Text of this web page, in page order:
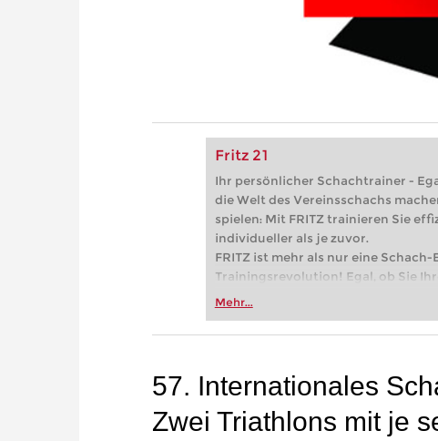
Fritz 21
Ihr persönlicher Schachtrainer -
die Welt des Vereinsschachs
spielen: Mit FRITZ trainieren Sie
individueller als je zuvor.
FRITZ ist mehr als nur eine Schach-
Trainingsrevolution! Egal, ob Sie
Vereinsschachs machen oder
zuvor.
Mehr...
57. Internationales
Zwei Triathlons mit je